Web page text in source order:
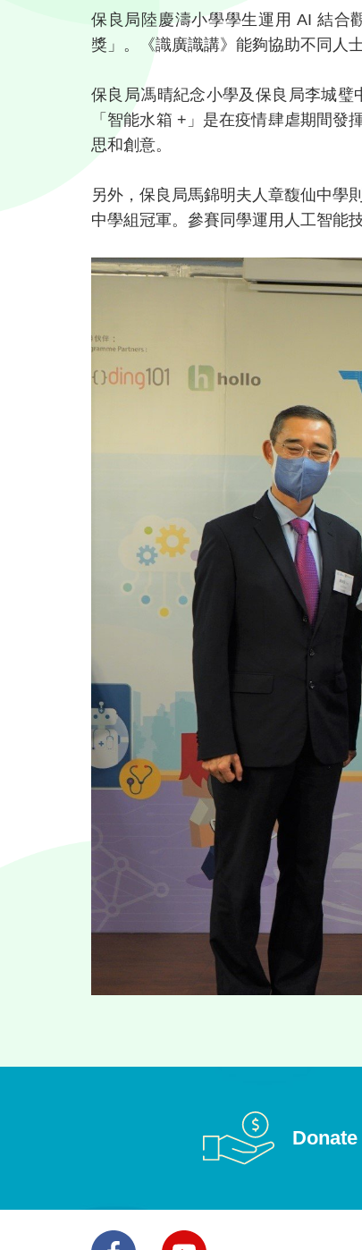
保良局陸慶濤小學學生運用 AI 結合
獎」。《識廣識講》能夠協助不同人
保良局馮晴紀念小學及保良局李城璧
「智能水箱 +」是在疫情肆虐期間
思和創意。
另外，保良局馬錦明夫人章馥仙中學
中學組冠軍。參賽同學運用人工智能